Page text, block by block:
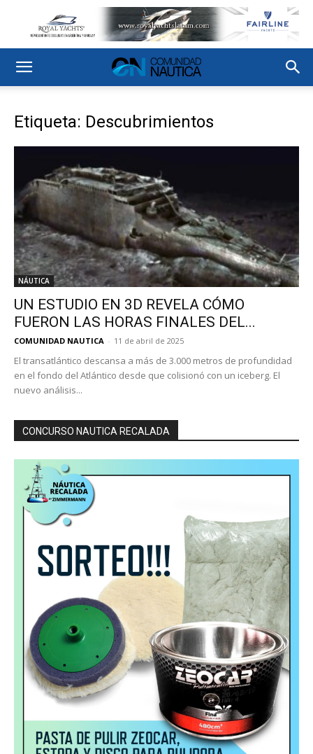
Etiqueta: Descubrimientos
NÁUTICA
UN ESTUDIO EN 3D REVELA CÓMO
FUERON LAS HORAS FINALES DEL...
COMUNIDAD NAUTICA - 11 de abril de 2025
El transatlántico descansa a más de 3.000 metros de profundidad
en el fondo del Atlántico desde que colisionó con un iceberg. El
nuevo análisis...
CONCURSO NAUTICA RECALADA